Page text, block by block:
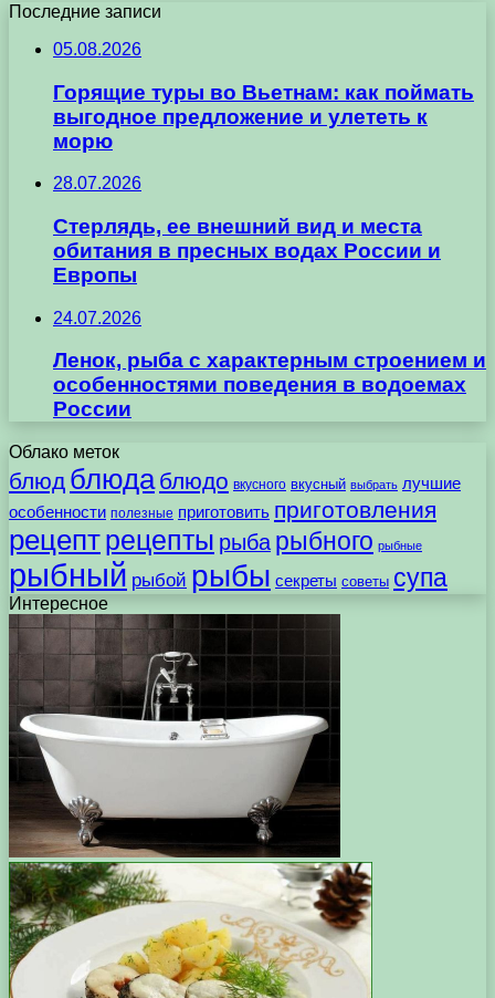
Последние записи
05.08.2026
Горящие туры во Вьетнам: как поймать
выгодное предложение и улететь к
морю
28.07.2026
Стерлядь, ее внешний вид и места
обитания в пресных водах России и
Европы
24.07.2026
Ленок, рыба с характерным строением и
особенностями поведения в водоемах
России
Облако меток
блюд блюда блюдо вкусного вкусный выбрать лучшие
особенности полезные приготовить приготовления
рецептрецепты рыба рыбного рыбные
рыбный рыбой рыбы секреты советы супа
Интересное